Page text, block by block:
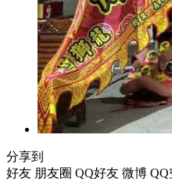
分享到
好友 朋友圈 QQ好友 微博 QQ